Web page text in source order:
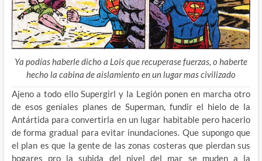
Ya podías haberle dicho a Lois que recuperase fuerzas, o haberte
hecho la cabina de aislamiento en un lugar mas civilizado
Ajeno a todo ello Supergirl y la Legión ponen en marcha otro
de esos geniales planes de Superman, fundir el hielo de la
Antártida para convertirla en un lugar habitable pero hacerlo
de forma gradual para evitar inundaciones. Que supongo que
el plan es que la gente de las zonas costeras que pierdan sus
hogares pro la subida del nivel del mar se muden a la